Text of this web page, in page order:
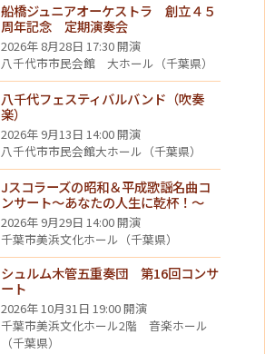
船橋ジュニアオーケストラ 創立４５
周年記念 定期演奏会
2026年 8月28日 17:30 開演
八千代市市民会館 大ホール（千葉県）
八千代フェスティバルバンド（吹奏
楽）
2026年 9月13日 14:00 開演
八千代市市民会館大ホール（千葉県）
Jスコラーズの昭和＆平成歌謡名曲コ
ンサート～あなたの人生に乾杯！～
2026年 9月29日 14:00 開演
千葉市美浜文化ホール（千葉県）
シュルム木管五重奏団 第16回コンサ
ート
2026年 10月31日 19:00 開演
千葉市美浜文化ホール2階 音楽ホール
（千葉県）